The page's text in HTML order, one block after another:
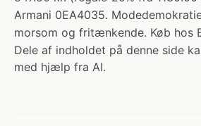
Armani 0EA4035.
morsom og fritænkende. Køb hos
Dele af indholdet på denne side
med hjælp fra AI.